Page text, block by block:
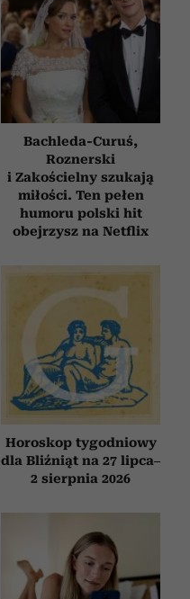
Bachleda-Curuś,
Roznerski
i Zakościelny szukają
miłości. Ten pełen
humoru polski hit
obejrzysz na Netflix
Horoskop tygodniowy
dla Bliźniąt na 27 lipca–
2 sierpnia 2026